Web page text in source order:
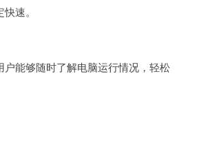
速。
能够随时了解电脑运行情况，轻松